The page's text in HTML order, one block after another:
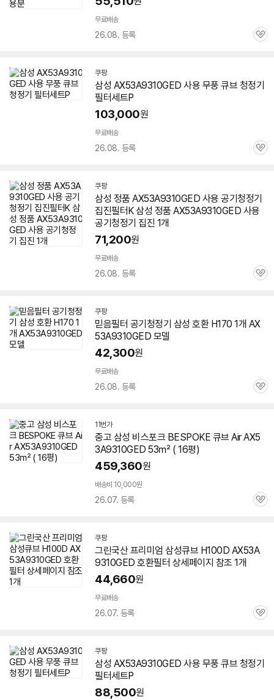
무료배송
26.08. 등록
관
쿠팡
삼성 AX53A9310GED 사용 무풍 큐브 청정기
필터세트P
103,000원
무료배송
26.08. 등록
관
쿠팡
삼성 정품 AX53A9310GED 사용 공기청정기
집진필터K 삼성 정품 AX53A9310GED 사용
공기청정기 집진 1개
71,200원
무료배송
26.08. 등록
관
쿠팡
믿음필터 공기청정기 삼성 호환 H170 1개 AX
53A9310GED 모델
42,300원
무료배송
26.08. 등록
관
11번가
중고 삼성 비스포크 BESPOKE 큐브 AirAX5
3A9310GED 53㎡ ( 16평)
459,360원
배송비 10,000원
26.07. 등록
관
쿠팡
그린국산 프리미엄 삼성큐브 H100D AX53A
9310GED 호환필터 상세페이지 참조 1개
44,660원
무료배송
26.07. 등록
관
쿠팡
삼성 AX53A9310GED 사용 무풍 큐브 청정기
필터세트P
88,500원